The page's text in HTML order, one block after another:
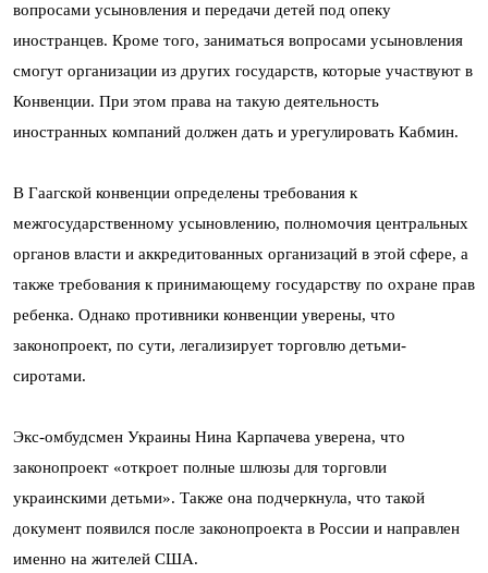
вопросами усыновления и передачи детей под опеку
иностранцев. Кроме того, заниматься вопросами усыновления
смогут организации из других государств, которые участвуют в
Конвенции. При этом права на такую деятельность
иностранных компаний должен дать и урегулировать Кабмин.
В Гаагской конвенции определены требования к
межгосударственному усыновлению, полномочия центральных
органов власти и аккредитованных организаций в этой сфере, а
также требования к принимающему государству по охране прав
ребенка. Однако противники конвенции уверены, что
законопроект, по сути, легализирует торговлю детьми-
сиротами.
Экс-омбудсмен Украины Нина Карпачева уверена, что
законопроект «откроет полные шлюзы для торговли
украинскими детьми». Также она подчеркнула, что такой
документ появился после законопроекта в России и направлен
именно на жителей США.